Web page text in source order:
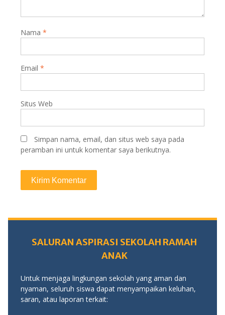
Nama *
Email *
Situs Web
Simpan nama, email, dan situs web saya pada
peramban ini untuk komentar saya berikutnya.
SALURAN ASPIRASI SEKOLAH RAMAH
ANAK
Untuk menjaga lingkungan sekolah yang aman dan
nyaman, seluruh siswa dapat menyampaikan keluhan,
saran, atau laporan terkait: